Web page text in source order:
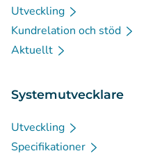
Utveckling
Kundrelation och stöd
Aktuellt
Systemutvecklare
Utveckling
Specifikationer